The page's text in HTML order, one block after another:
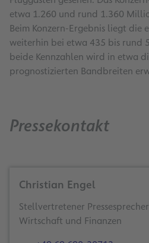
etwa 1.260 und rund 1.360
Beim Konzern-Ergebnis liegt die
weiterhin bei etwa 435 bis rund
beide Kennzahlen wird in etwa
prognostizierten Bandbreiten
Pressekontakt
Christian Engel
Stellvertretener
Wirtschaft und Finanzen